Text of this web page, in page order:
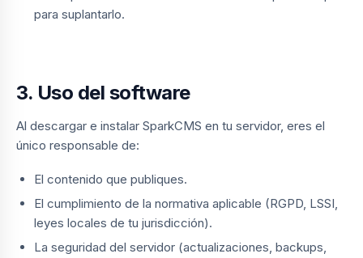
para suplantarlo.
3. Uso del software
Al descargar e instalar SparkCMS en tu servidor, eres el
único responsable de:
El contenido que publiques.
El cumplimiento de la normativa aplicable (RGPD, LSSI,
leyes locales de tu jurisdicción).
La seguridad del servidor (actualizaciones, backups,